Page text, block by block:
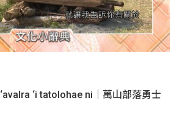
‘i tatolohae ni｜萬山部落勇士